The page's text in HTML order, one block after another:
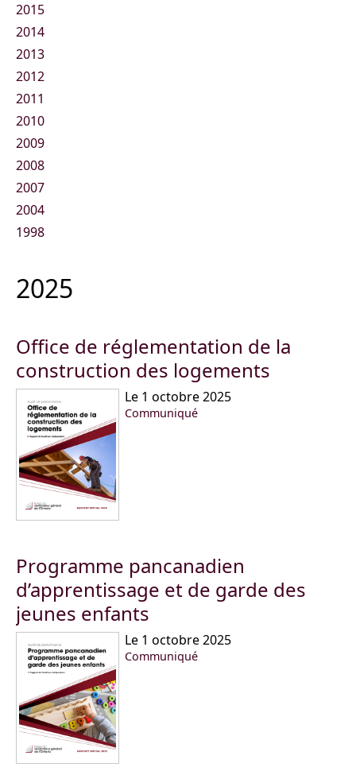
2015
2014
2013
2012
2011
2010
2009
2008
2007
2004
1998
2025
Office de réglementation de la
construction des logements
Le 1 octobre 2025
Communiqué
Programme pancanadien
d’apprentissage et de garde des
jeunes enfants
Le 1 octobre 2025
Communiqué